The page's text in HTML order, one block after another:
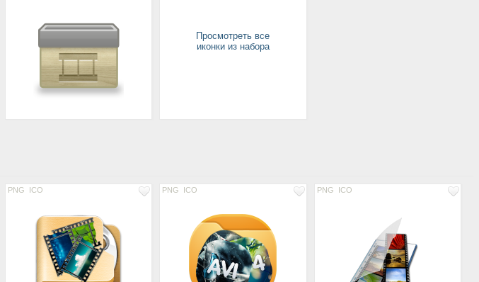
Просмотреть все
иконки из набора
PNG ICO PNG ICO PNG ICO